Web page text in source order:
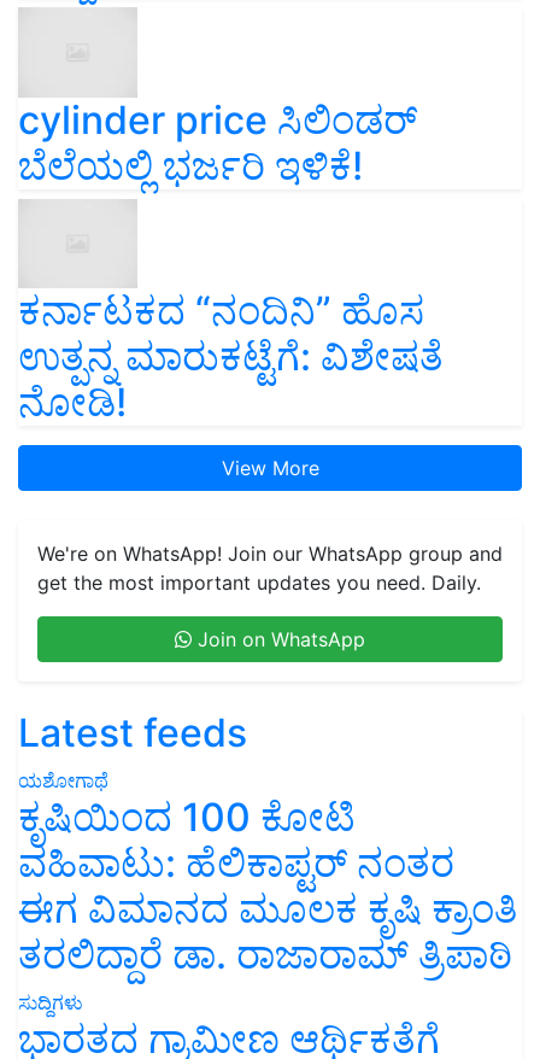
cylinder price ಸಿಲಿಂಡರ್‌
ಬೆಲೆಯಲ್ಲಿ ಭರ್ಜರಿ ಇಳಿಕೆ!
ಕರ್ನಾಟಕದ “ನಂದಿನಿ” ಹೊಸ
ಉತ್ಪನ್ನ ಮಾರುಕಟ್ಟೆಗೆ: ವಿಶೇಷತೆ
ನೋಡಿ!
View More
We're on WhatsApp! Join our WhatsApp group and
get the most important updates you need. Daily.
Join on WhatsApp
Latest feeds
ಯಶೋಗಾಥೆ
ಕೃಷಿಯಿಂದ 100 ಕೋಟಿ
ವಹಿವಾಟು: ಹೆಲಿಕಾಪ್ಟರ್ ನಂತರ
ಈಗ ವಿಮಾನದ ಮೂಲಕ ಕೃಷಿ ಕ್ರಾಂತಿ
ತರಲಿದ್ದಾರೆ ಡಾ. ರಾಜಾರಾಮ್ ತ್ರಿಪಾಠಿ
ಸುದ್ದಿಗಳು
ಭಾರತದ ಗ್ರಾಮೀಣ ಆರ್ಥಿಕತೆಗೆ